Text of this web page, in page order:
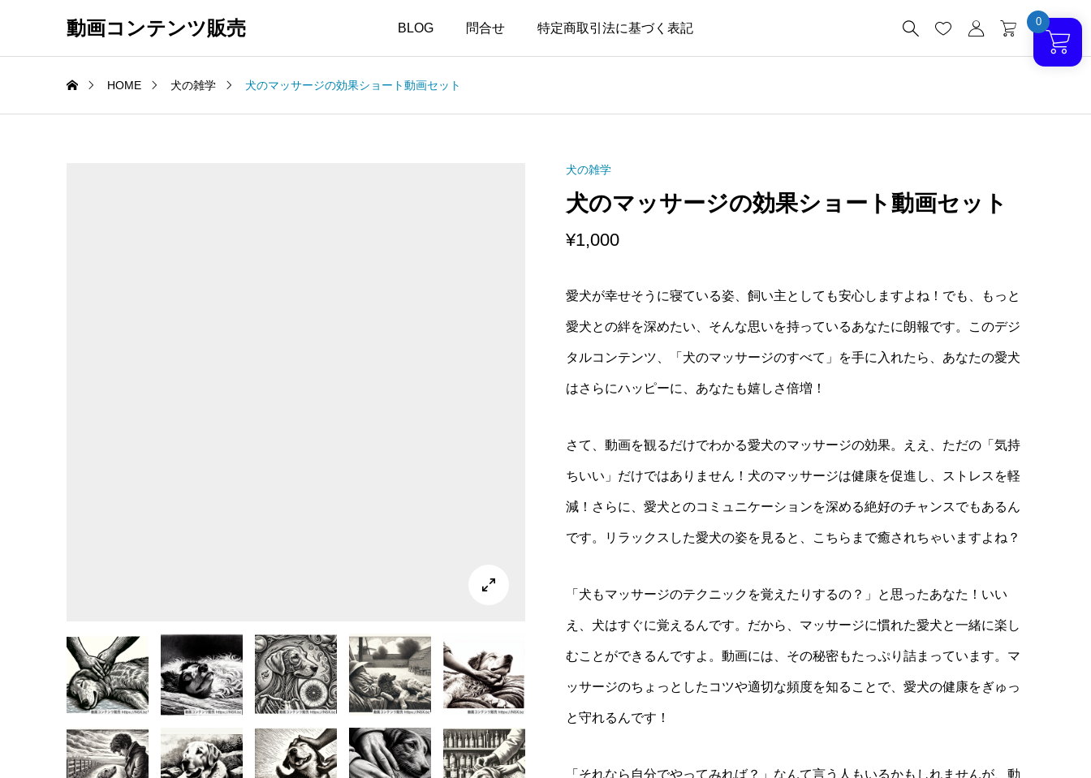
動画コンテンツ販売 BLOG 問合せ 特定商取引法に基づく表記    
HOME 犬の雑学 犬のマッサージの効果ショート動画セット

犬の雑学
犬のマッサージの効果ショート動画セット
¥1,000
愛犬が幸せそうに寝ている姿、飼い主としても安心しますよね！でも、もっと
愛犬との絆を深めたい、そんな思いを持っているあなたに朗報です。このデジ
タルコンテンツ、「犬のマッサージのすべて」を手に入れたら、あなたの愛犬
はさらにハッピーに、あなたも嬉しさ倍増！
さて、動画を観るだけでわかる愛犬のマッサージの効果。ええ、ただの「気持
ちいい」だけではありません！犬のマッサージは健康を促進し、ストレスを軽
減！さらに、愛犬とのコミュニケーションを深める絶好のチャンスでもあるん
です。リラックスした愛犬の姿を見ると、こちらまで癒されちゃいますよね？
「犬もマッサージのテクニックを覚えたりするの？」と思ったあなた！いい
え、犬はすぐに覚えるんです。だから、マッサージに慣れた愛犬と一緒に楽し
むことができるんですよ。動画には、その秘密もたっぷり詰まっています。マ
ッサージのちょっとしたコツや適切な頻度を知ることで、愛犬の健康をぎゅっ
と守れるんです！
「それなら自分でやってみれば？」なんて言う人もいるかもしれませんが、動
0